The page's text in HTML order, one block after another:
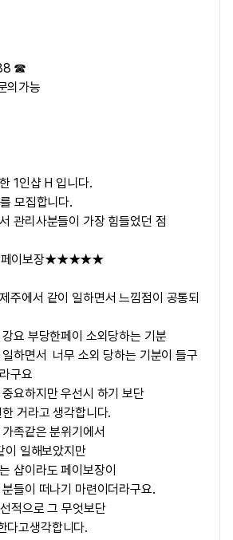
☎
의가능
1인샵 H 입니다.
모집합니다.
관리사분들이 가장 힘들었던 점
이보장★★★★★
주에서 같이 일하면서 느낌점이 공통되
요 부당한페이 소외당하는 기분
하면서 너무 소외 당하는 기분이 들구
구요
요하지만 우선시 하기 보단
거라고 생각합니다.
족같은 분위기에서
일해보았지만
샵이라도 페이보장이
들이 떠나기 마련이더라구요.
적으로 그 무엇보단
다고생각합니다.